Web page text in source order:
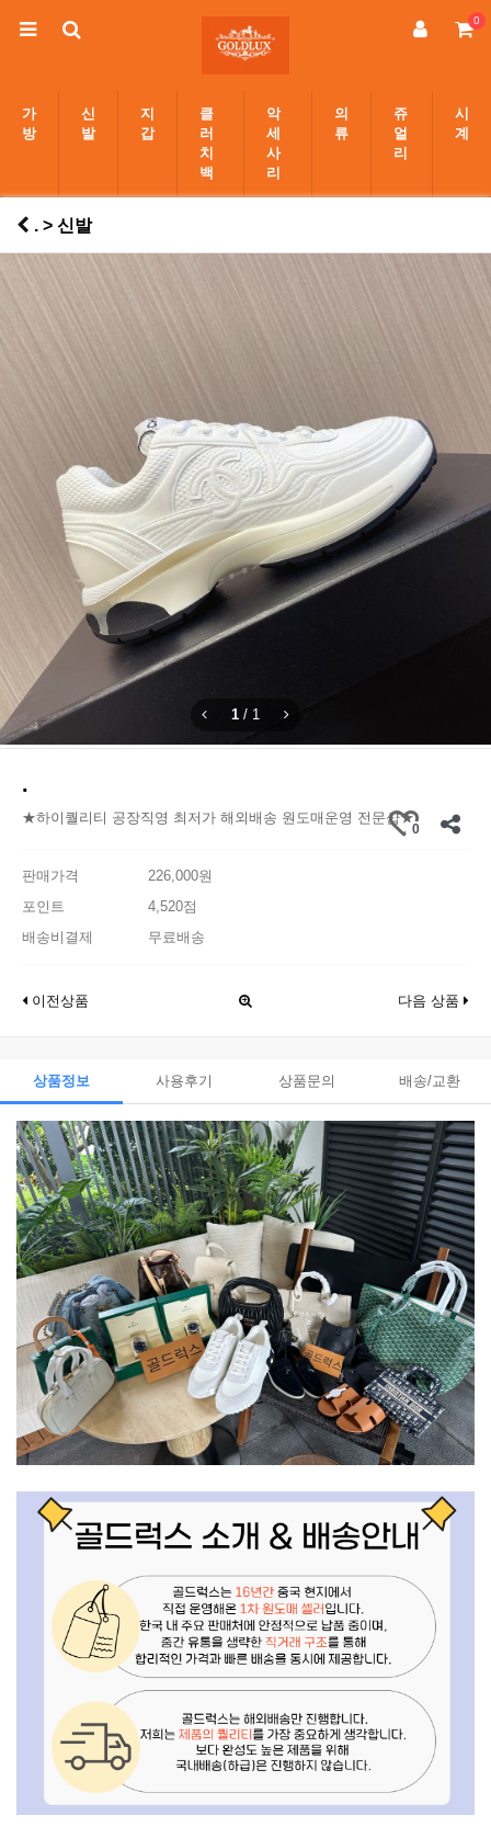
0
가
방
신
발
지
갑
클
러
치
백
악
세
사
리
의
류
쥬
얼
리
시
계
. > 신발
1 / 1
.
★하이퀄리티 공장직영 최저가 해외배송 원도매운영 전문샵★
0
판매가격
226,000원
포인트
4,520점
배송비결제
무료배송
이전상품 다음 상품
상품정보 사용후기 상품문의 배송/교환